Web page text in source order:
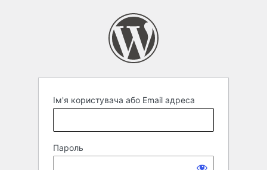
Ім'я користувача або Email адреса
Пароль